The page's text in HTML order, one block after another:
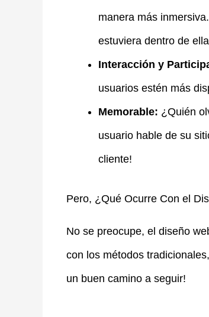
manera más
estuviera dentro de
Interacción y
usuarios estén más
Memorable: ¿Quién
usuario hable de su
cliente!
Pero, ¿Qué Ocurre Con el
No se preocupe, el diseño
con los métodos
un buen camino a seguir!